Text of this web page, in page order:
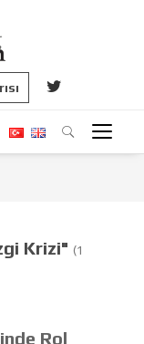
Krizi" (1
Rol